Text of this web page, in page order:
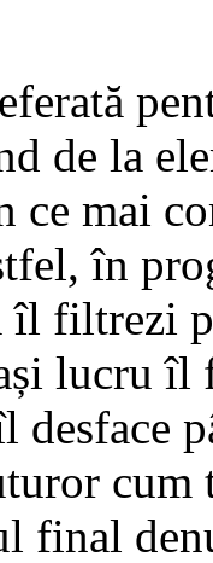
de la
ce mai
în
îl filtrezi
lucru îl
desface
cum
final